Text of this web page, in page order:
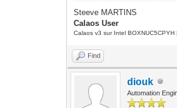
Steeve MARTINS
Calaos User
Calaos v3 sur Intel
Find
diouk
Automation